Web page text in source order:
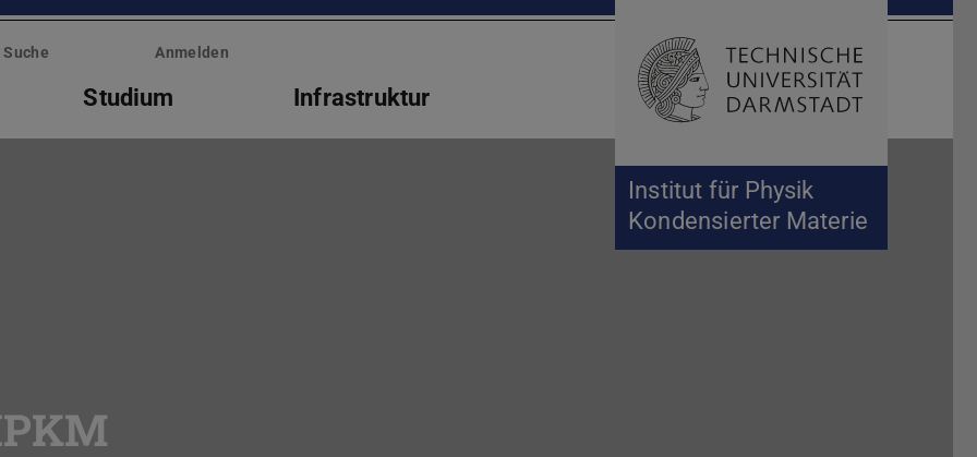
Institut für Physik
Kondensierter Materie
Suche Anmelden
Studium Infrastruktur Suche öffnen